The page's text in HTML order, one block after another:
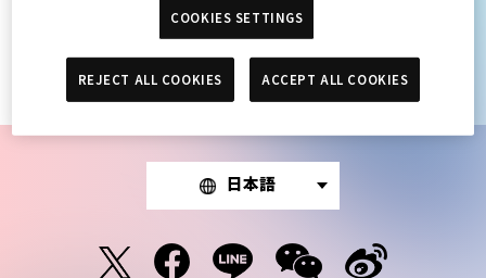
検索結果がありません。
日本語
COOKIES SETTINGS
REJECT ALL COOKIES ACCEPT ALL COOKIES